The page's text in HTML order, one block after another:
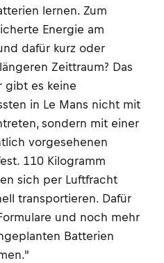
lernen. Zum
Energie am
dafür kurz oder
Zeittraum? Das
gibt es keine
in Le Mans nicht mit
sondern mit einer
vorgesehenen
110 Kilogramm
sich per Luftfracht
transportieren. Dafür
und noch mehr
Batterien